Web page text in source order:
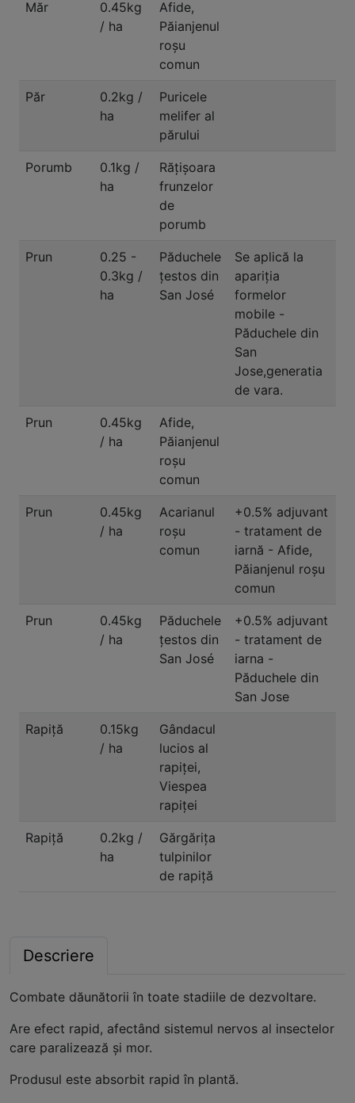
Măr
0.45kg
/ ha
Afide,
Păianjenul
roșu
comun
Păr
0.2kg /
ha
Puricele
melifer al
părului
Porumb
0.1kg /
ha
Rățișoara
frunzelor
de
porumb
Prun
0.25 -
0.3kg /
ha
Păduchele
ţestos din
San José
Se aplică la
apariţia
formelor
mobile -
Păduchele din
San
Jose,generatia
de vara.
Prun
0.45kg
/ ha
Afide,
Păianjenul
roșu
comun
Prun
0.45kg
/ ha
Acarianul
roşu
comun
+0.5% adjuvant
- tratament de
iarnă - Afide,
Păianjenul roşu
comun
Prun
0.45kg
/ ha
Păduchele
ţestos din
San José
+0.5% adjuvant
- tratament de
iarna -
Păduchele din
San Jose
Rapiță
0.15kg
/ ha
Gândacul
lucios al
rapiței,
Viespea
rapiței
Rapiță
0.2kg /
ha
Gărgărița
tulpinilor
de rapiță
Descriere
Combate dăunătorii în toate stadiile de dezvoltare.
Are efect rapid, afectând sistemul nervos al insectelor
care paralizează şi mor.
Produsul este absorbit rapid în plantă.